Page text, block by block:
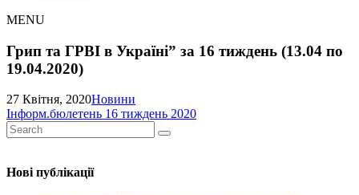
MENU
Грип та ГРВІ в Україні” за 16 тиждень (13.04 по
19.04.2020)
27 Квітня, 2020Новини
Iнформ.бюлетень 16 тиждень 2020
Нові публікації